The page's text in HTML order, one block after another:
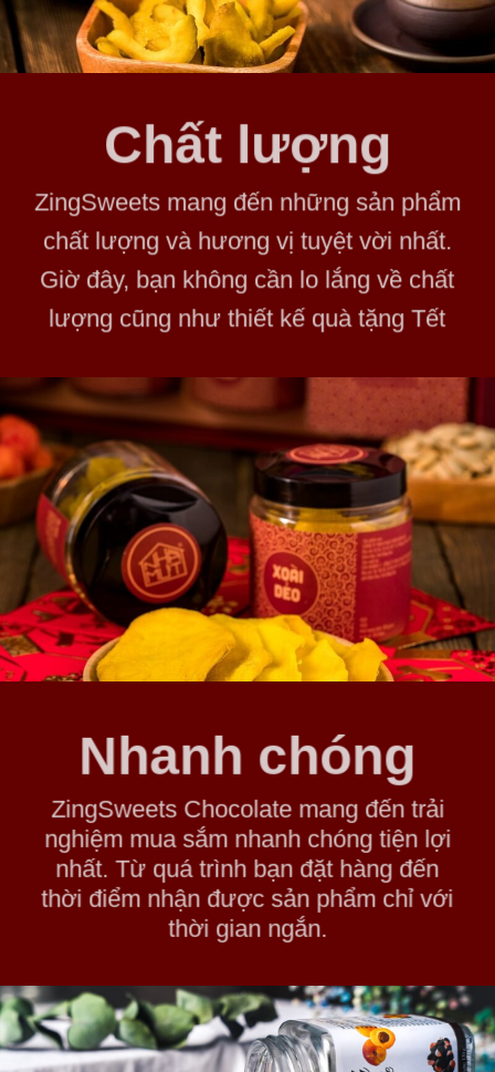
Chất lượng
ZingSweets mang đến những sản phẩm
chất lượng và hương vị tuyệt vời nhất.
Giờ đây, bạn không cần lo lắng về chất
lượng cũng như thiết kế quà tặng Tết
Nhanh chóng
ZingSweets Chocolate mang đến trải
nghiệm mua sắm nhanh chóng tiện lợi
nhất. Từ quá trình bạn đặt hàng đến
thời điểm nhận được sản phẩm chỉ với
thời gian ngắn.